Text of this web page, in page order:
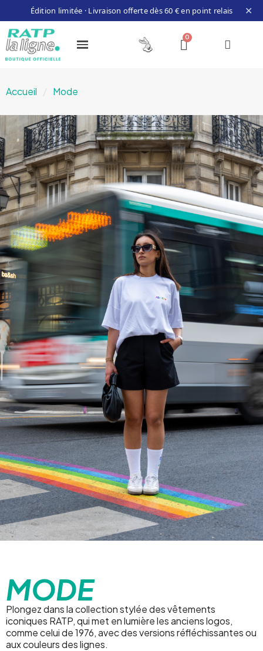
Édition limitée · Livraison offerte dès 60 € en point relais ✕
Accueil Mode
MODE
Plongez dans la collection stylée des vêtements
iconiques RATP, qui met en lumière les anciens logos,
comme celui de 1976, avec des versions réfléchissantes ou
aux couleurs des lignes.